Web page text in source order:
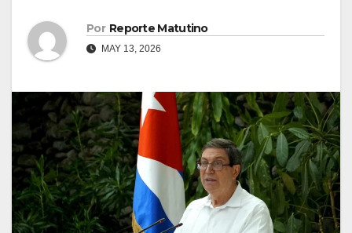
Por Reporte Matutino
MAY 13, 2026